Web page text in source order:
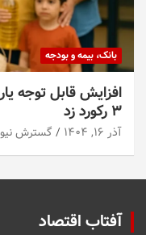
بانک، بیمه و بودجه
۳ رکورد زد
آذر ۱۶, ۱۴۰۴ گسترش نیوز
آفتاب اقتصاد